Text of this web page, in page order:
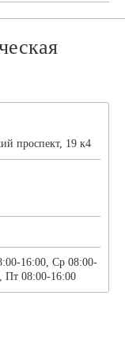
проспект, 19 к4
16:00, Ср 08:00-
Пт 08:00-16:00